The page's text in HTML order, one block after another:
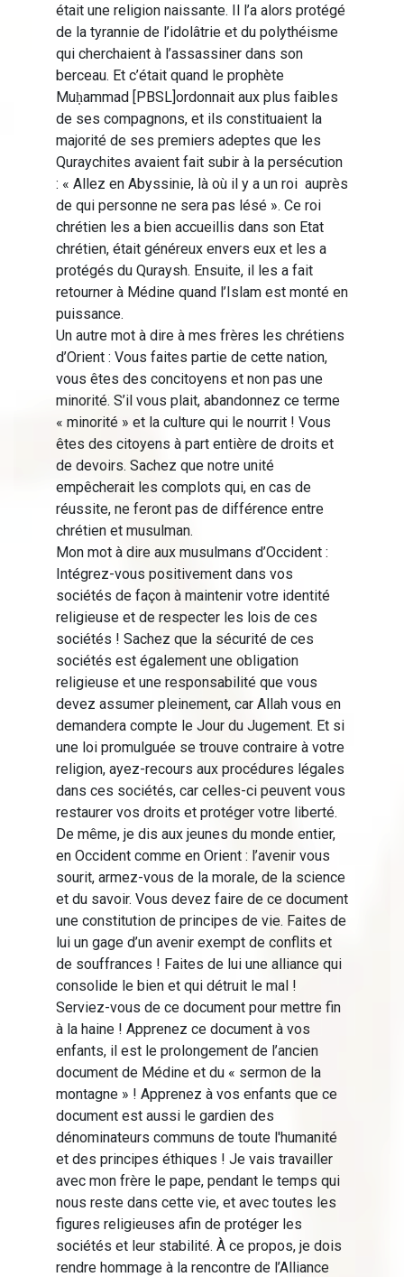
était une religion naissante. Il l’a alors protégé
de la tyrannie de l’idolâtrie et du polythéisme
qui cherchaient à l’assassiner dans son
berceau. Et c’était quand le prophète
Muḥammad [PBSL]ordonnait aux plus faibles
de ses compagnons, et ils constituaient la
majorité de ses premiers adeptes que les
Quraychites avaient fait subir à la persécution
: « Allez en Abyssinie, là où il y a un roi auprès
de qui personne ne sera pas lésé ». Ce roi
chrétien les a bien accueillis dans son Etat
chrétien, était généreux envers eux et les a
protégés du Quraysh. Ensuite, il les a fait
retourner à Médine quand l’Islam est monté en
puissance.
Un autre mot à dire à mes frères les chrétiens
d’Orient : Vous faites partie de cette nation,
vous êtes des concitoyens et non pas une
minorité. S’il vous plait, abandonnez ce terme
« minorité » et la culture qui le nourrit ! Vous
êtes des citoyens à part entière de droits et
de devoirs. Sachez que notre unité
empêcherait les complots qui, en cas de
réussite, ne feront pas de différence entre
chrétien et musulman.
Mon mot à dire aux musulmans d’Occident :
Intégrez-vous positivement dans vos
sociétés de façon à maintenir votre identité
religieuse et de respecter les lois de ces
sociétés ! Sachez que la sécurité de ces
sociétés est également une obligation
religieuse et une responsabilité que vous
devez assumer pleinement, car Allah vous en
demandera compte le Jour du Jugement. Et si
une loi promulguée se trouve contraire à votre
religion, ayez-recours aux procédures légales
dans ces sociétés, car celles-ci peuvent vous
restaurer vos droits et protéger votre liberté.
De même, je dis aux jeunes du monde entier,
en Occident comme en Orient : l’avenir vous
sourit, armez-vous de la morale, de la science
et du savoir. Vous devez faire de ce document
une constitution de principes de vie. Faites de
lui un gage d’un avenir exempt de conflits et
de souffrances ! Faites de lui une alliance qui
consolide le bien et qui détruit le mal !
Serviez-vous de ce document pour mettre fin
à la haine ! Apprenez ce document à vos
enfants, il est le prolongement de l’ancien
document de Médine et du « sermon de la
montagne » ! Apprenez à vos enfants que ce
document est aussi le gardien des
dénominateurs communs de toute l'humanité
et des principes éthiques ! Je vais travailler
avec mon frère le pape, pendant le temps qui
nous reste dans cette vie, et avec toutes les
figures religieuses afin de protéger les
sociétés et leur stabilité. À ce propos, je dois
rendre hommage à la rencontre de l’Alliance